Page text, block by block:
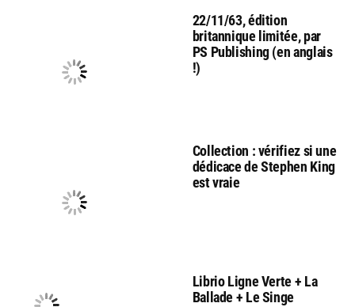
22/11/63, édition
britannique limitée, par
PS Publishing (en anglais
!)
Collection : vérifiez si une
dédicace de Stephen King
est vraie
Librio Ligne Verte + La
Ballade + Le Singe